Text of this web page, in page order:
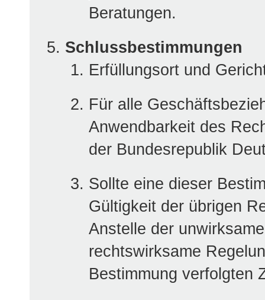
Beratungen.
Schlussbestimmungen
Erfüllungsort und
Für alle
Anwendbarkeit des
der Bundesrepublik
Sollte eine dieser
Gültigkeit der übrigen
Anstelle der
rechtswirksame
Bestimmung verfolgten